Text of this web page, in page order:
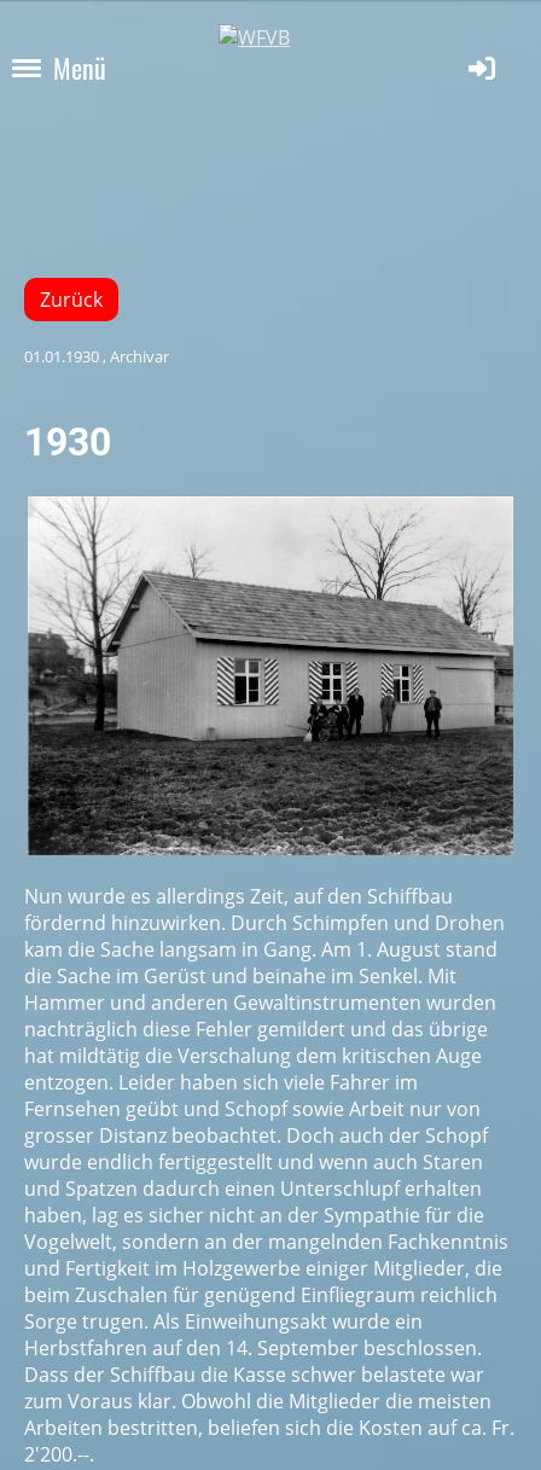
Menü
Zurück
01.01.1930, Archivar
1930
Nun wurde es allerdings Zeit, auf den Schiffbau
fördernd hinzuwirken. Durch Schimpfen und Drohen
kam die Sache langsam in Gang. Am 1. August stand
die Sache im Gerüst und beinahe im Senkel. Mit
Hammer und anderen Gewaltinstrumenten wurden
nachträglich diese Fehler gemildert und das übrige
hat mildtätig die Verschalung dem kritischen Auge
entzogen. Leider haben sich viele Fahrer im
Fernsehen geübt und Schopf sowie Arbeit nur von
grosser Distanz beobachtet. Doch auch der Schopf
wurde endlich fertiggestellt und wenn auch Staren
und Spatzen dadurch einen Unterschlupf erhalten
haben, lag es sicher nicht an der Sympathie für die
Vogelwelt, sondern an der mangelnden Fachkenntnis
und Fertigkeit im Holzgewerbe einiger Mitglieder, die
beim Zuschalen für genügend Einfliegraum reichlich
Sorge trugen. Als Einweihungsakt wurde ein
Herbstfahren auf den 14. September beschlossen.
Dass der Schiffbau die Kasse schwer belastete war
zum Voraus klar. Obwohl die Mitglieder die meisten
Arbeiten bestritten, beliefen sich die Kosten auf ca. Fr.
2'200.--.